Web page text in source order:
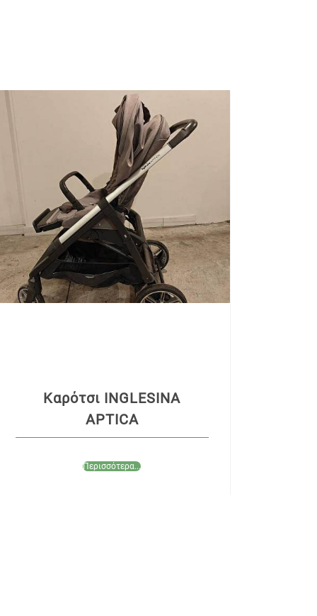
Καρότσι INGLESINA
APTICA
Περισσότερα...